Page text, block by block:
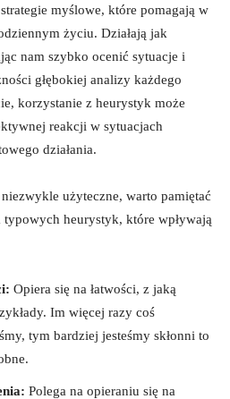
myślowe, które pomagają w
życiu. Działają jak
nam szybko ocenić sytuacje i
głębokiej analizy każdego
korzystanie z heurystyk może
reakcji w sytuacjach
działania.
użyteczne, warto pamiętać
heurystyk, które wpływają
Opiera się na łatwości, z jaką
Im więcej razy coś
tym bardziej jesteśmy skłonni to
Polega na opieraniu się na